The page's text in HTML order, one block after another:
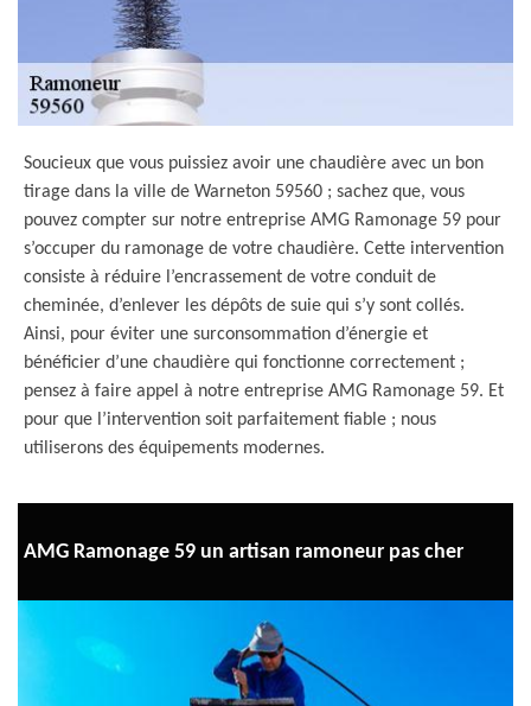
Soucieux que vous puissiez avoir une chaudière avec un bon
tirage dans la ville de Warneton 59560 ; sachez que, vous
pouvez compter sur notre entreprise AMG Ramonage 59 pour
s’occuper du ramonage de votre chaudière. Cette intervention
consiste à réduire l’encrassement de votre conduit de
cheminée, d’enlever les dépôts de suie qui s’y sont collés.
Ainsi, pour éviter une surconsommation d’énergie et
bénéficier d’une chaudière qui fonctionne correctement ;
pensez à faire appel à notre entreprise AMG Ramonage 59. Et
pour que l’intervention soit parfaitement fiable ; nous
utiliserons des équipements modernes.
AMG Ramonage 59 un artisan ramoneur pas cher